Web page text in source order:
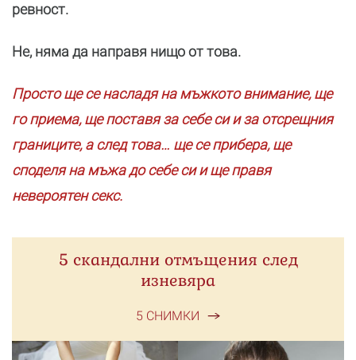
ревност.
Не, няма да направя нищо от това.
Просто ще се насладя на мъжкото внимание, ще
го приема, ще поставя за себе си и за отсрещния
границите, а след това… ще се прибера, ще
споделя на мъжа до себе си и ще правя
невероятен секс.
5 скандални отмъщения след
изневяра
5 СНИМКИ